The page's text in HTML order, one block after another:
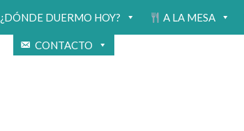
¿DÓNDE DUERMO HOY? A LA MESA
CONTACTO